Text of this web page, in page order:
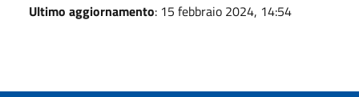
Ultimo aggiornamento: 15 febbraio 2024, 14:54